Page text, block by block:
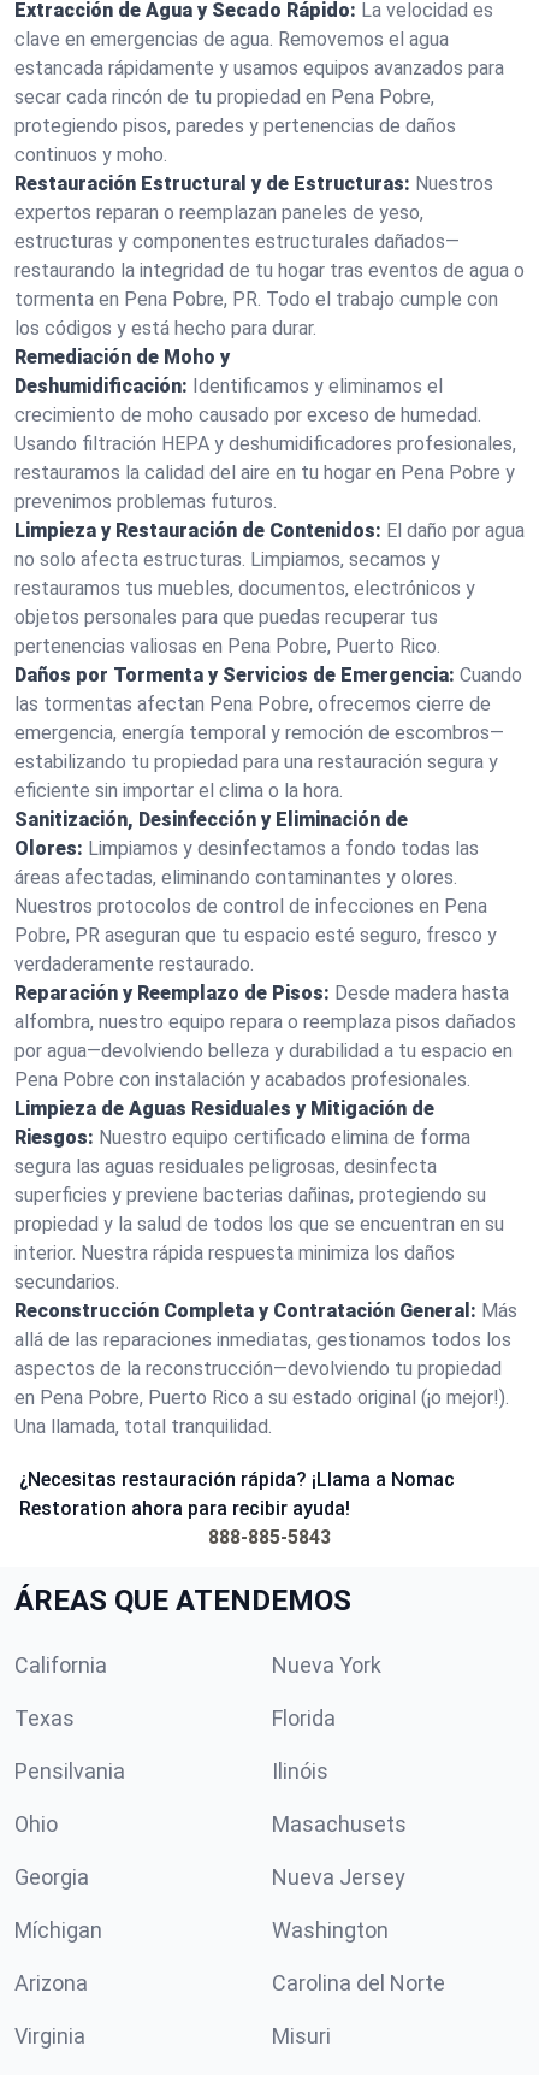
Extracción de Agua y Secado Rápido: La velocidad es
clave en emergencias de agua. Removemos el agua
estancada rápidamente y usamos equipos avanzados para
secar cada rincón de tu propiedad en Pena Pobre,
protegiendo pisos, paredes y pertenencias de daños
continuos y moho.
Restauración Estructural y de Estructuras: Nuestros
expertos reparan o reemplazan paneles de yeso,
estructuras y componentes estructurales dañados—
restaurando la integridad de tu hogar tras eventos de agua o
tormenta en Pena Pobre, PR. Todo el trabajo cumple con
los códigos y está hecho para durar.
Remediación de Moho y
Deshumidificación: Identificamos y eliminamos el
crecimiento de moho causado por exceso de humedad.
Usando filtración HEPA y deshumidificadores profesionales,
restauramos la calidad del aire en tu hogar en Pena Pobre y
prevenimos problemas futuros.
Limpieza y Restauración de Contenidos: El daño por agua
no solo afecta estructuras. Limpiamos, secamos y
restauramos tus muebles, documentos, electrónicos y
objetos personales para que puedas recuperar tus
pertenencias valiosas en Pena Pobre, Puerto Rico.
Daños por Tormenta y Servicios de Emergencia: Cuando
las tormentas afectan Pena Pobre, ofrecemos cierre de
emergencia, energía temporal y remoción de escombros—
estabilizando tu propiedad para una restauración segura y
eficiente sin importar el clima o la hora.
Sanitización, Desinfección y Eliminación de
Olores: Limpiamos y desinfectamos a fondo todas las
áreas afectadas, eliminando contaminantes y olores.
Nuestros protocolos de control de infecciones en Pena
Pobre, PR aseguran que tu espacio esté seguro, fresco y
verdaderamente restaurado.
Reparación y Reemplazo de Pisos: Desde madera hasta
alfombra, nuestro equipo repara o reemplaza pisos dañados
por agua—devolviendo belleza y durabilidad a tu espacio en
Pena Pobre con instalación y acabados profesionales.
Limpieza de Aguas Residuales y Mitigación de
Riesgos: Nuestro equipo certificado elimina de forma
segura las aguas residuales peligrosas, desinfecta
superficies y previene bacterias dañinas, protegiendo su
propiedad y la salud de todos los que se encuentran en su
interior. Nuestra rápida respuesta minimiza los daños
secundarios.
Reconstrucción Completa y Contratación General: Más
allá de las reparaciones inmediatas, gestionamos todos los
aspectos de la reconstrucción—devolviendo tu propiedad
en Pena Pobre, Puerto Rico a su estado original (¡o mejor!).
Una llamada, total tranquilidad.
¿Necesitas restauración rápida? ¡Llama a Nomac
Restoration ahora para recibir ayuda!
888-885-5843
ÁREAS QUE ATENDEMOS
California Nueva York
Texas Florida
Pensilvania Ilinóis
Ohio Masachusets
Georgia Nueva Jersey
Míchigan Washington
Arizona Carolina del Norte
Virginia Misuri